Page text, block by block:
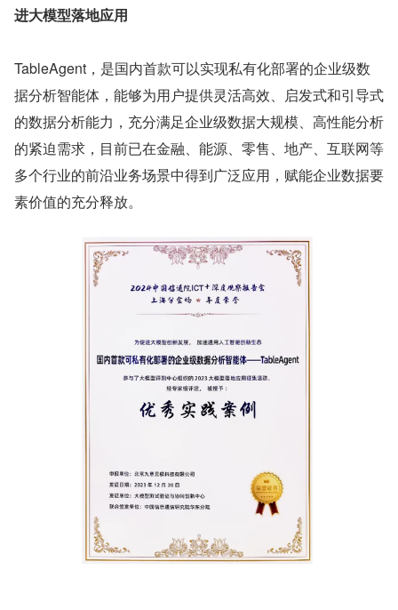
进大模型落地应用
TableAgent，是国内首款可以实现私有化部署的企业级数
据分析智能体，能够为用户提供灵活高效、启发式和引导式
的数据分析能力，充分满足企业级数据大规模、高性能分析
的紧迫需求，目前已在金融、能源、零售、地产、互联网等
多个行业的前沿业务场景中得到广泛应用，赋能企业数据要
素价值的充分释放。